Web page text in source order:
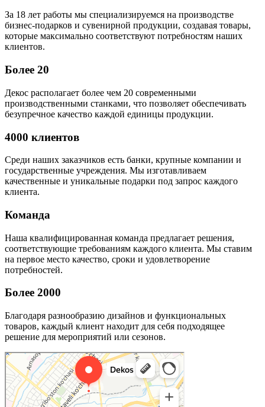
За 18 лет работы мы специализируемся на производстве
бизнес-подарков и сувенирной продукции, создавая товары,
которые максимально соответствуют потребностям наших
клиентов.
Более 20
Декос располагает более чем 20 современными
производственными станками, что позволяет обеспечивать
безупречное качество каждой единицы продукции.
4000 клиентов
Среди наших заказчиков есть банки, крупные компании и
государственные учреждения. Мы изготавливаем
качественные и уникальные подарки под запрос каждого
клиента.
Команда
Наша квалифицированная команда предлагает решения,
соответствующие требованиям каждого клиента. Мы ставим
на первое место качество, сроки и удовлетворение
потребностей.
Более 2000
Благодаря разнообразию дизайнов и функциональных
товаров, каждый клиент находит для себя подходящее
решение для мероприятий или сезонов.